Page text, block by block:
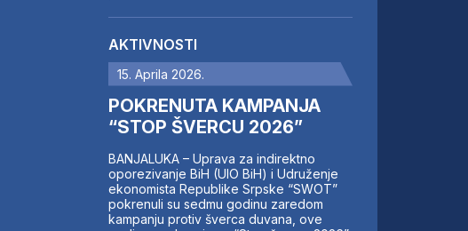
AKTIVNOSTI
15. Aprila 2026.
POKRENUTA KAMPANJA
“STOP ŠVERCU 2026”
BANJALUKA – Uprava za indirektno
oporezivanje BiH (UIO BiH) i Udruženje
ekonomista Republike Srpske “SWOT”
pokrenuli su sedmu godinu zaredom
kampanju protiv šverca duvana, ove